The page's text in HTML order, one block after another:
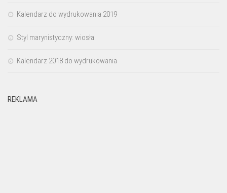
Kalendarz do wydrukowania 2019
Styl marynistyczny: wiosła
Kalendarz 2018 do wydrukowania
REKLAMA